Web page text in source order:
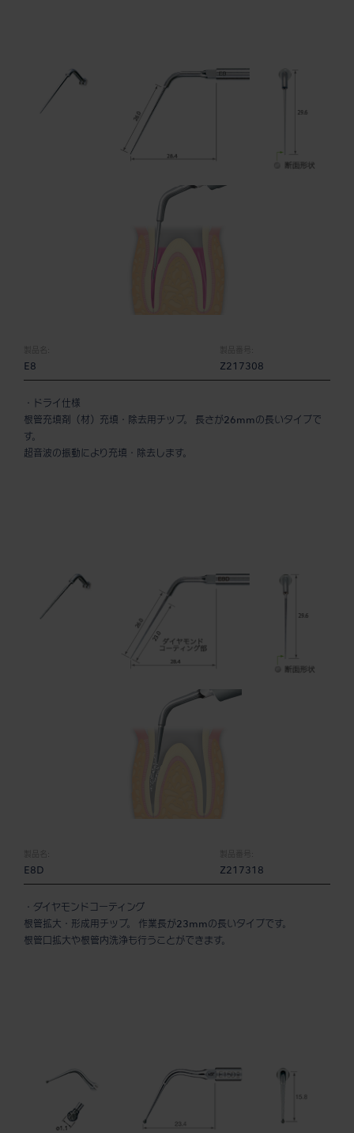
製品名:
E8
製品番号:
Z217308
・ドライ仕様
根管充填剤（材）充填・除去用チップ。 長さが26mmの長いタイプで
す。
超音波の振動により充填・除去します。
製品名:
E8D
製品番号:
Z217318
・ダイヤモンドコーティング
根管拡大・形成用チップ。 作業長が23mmの長いタイプです。
根管口拡大や根管内洗浄も行うことができます。